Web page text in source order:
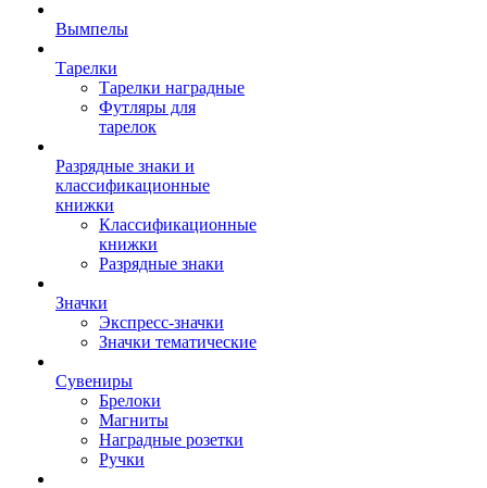
Вымпелы
Тарелки
Тарелки наградные
Футляры для
тарелок
Разрядные знаки и
классификационные
книжки
Классификационные
книжки
Разрядные знаки
Значки
Экспресс-значки
Значки тематические
Сувениры
Брелоки
Магниты
Наградные розетки
Ручки